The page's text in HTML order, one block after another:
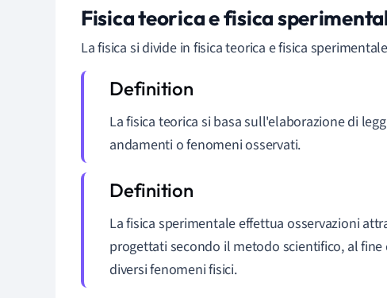
Fisica teorica e fisica
La fisica si divide in fisica teorica e fisica
La fisica teorica si basa sull'elaborazione di
andamenti o fenomeni osservati.
La fisica sperimentale effettua osservazioni
progettati secondo il metodo scientifico, al
diversi fenomeni fisici.